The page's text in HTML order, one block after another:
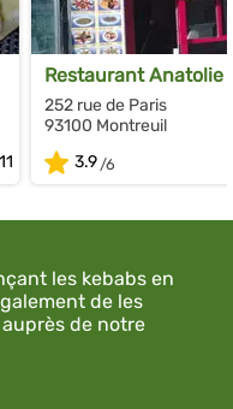
11
Restaurant Anatolie
252 rue de Paris
93100 Montreuil
3.9
les kebabs en
de les
de notre